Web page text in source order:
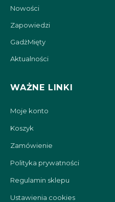
Nowości
Zapowiedzi
GadżMięty
Aktualności
WAŻNE LINKI
Moje konto
Koszyk
Zamówienie
Polityka prywatności
Regulamin sklepu
Ustawienia cookies